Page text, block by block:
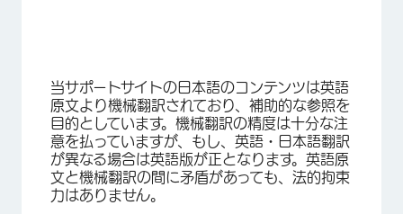
当サポートサイトの日本語のコンテンツは英語
原文より機械翻訳されており、補助的な参照を
目的としています。機械翻訳の精度は十分な注
意を払っていますが、もし、英語・日本語翻訳
が異なる場合は英語版が正となります。英語原
文と機械翻訳の間に矛盾があっても、法的拘束
力はありません。